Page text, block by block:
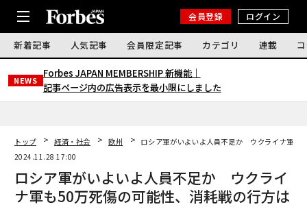
会員登録 ログイン
新着記事 人気記事 会員限定記事 カテゴリ 連載
NEWS
Forbes JAPAN MEMBERSHIP 新機能｜
記事ページ内の広告表示を最小限にしました
トップ 経済・社会 欧州
ロシア軍がいよいよ人員不足か ウクライナ軍も
2024.11.28 17:00
ロシア軍がいよいよ人員不足か ウクライ
ナ軍も50万死傷の可能性、消耗戦の行方は